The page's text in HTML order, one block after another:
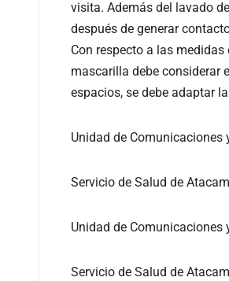
visita. Además del lavado
después de generar
Con respecto a las
mascarilla debe considerar
espacios, se debe adaptar
Unidad de
Servicio de Salud de
Unidad de
Servicio de Salud de